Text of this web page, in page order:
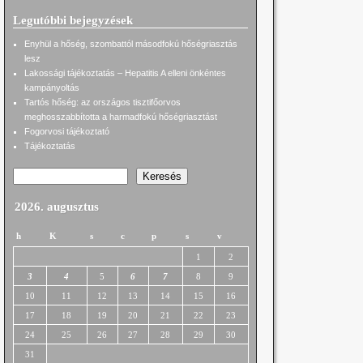
Legutóbbi bejegyzések
Enyhül a hőség, szombattól másodfokú hőségriasztás
lesz
Lakossági tájékoztatás – Hepatitis A elleni önkéntes
kampányoltás
Tartós hőség: az országos tisztifőorvos
meghosszabbította a harmadfokú hőségriasztást
Fogorvosi tájékoztató
Tájékoztatás
Keresés
2026. augusztus
h K s c p s v
1
2
3
4 5 6 7 8
9
10
11 12 13 14 15
16
17
18 19 20 21 22
23
24
25 26 27 28 29
30
31